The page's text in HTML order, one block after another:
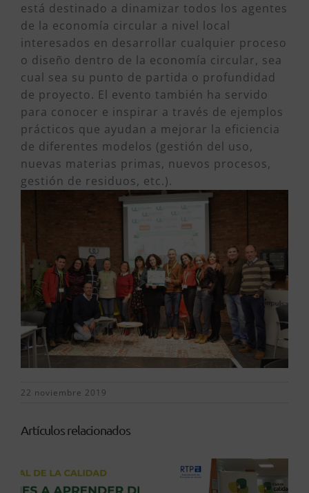
está destinado a dinamizar todos los agentes
de la economía circular a nivel local
interesados en desarrollar cualquier proceso
o diseño dentro de la economía circular, sea
cual sea su punto de partida o profundidad
de proyecto. El evento también ha servido
para conocer e inspirar a través de ejemplos
prácticos que ayudan a mejorar la eficiencia
de diferentes modelos (gestión del uso,
nuevas materias primas, nuevos procesos,
gestión de residuos, etc.).
22 noviembre 2019
Artículos relacionados